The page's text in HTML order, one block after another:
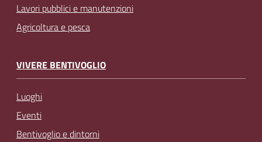
Lavori pubblici e manutenzioni
Agricoltura e pesca
VIVERE BENTIVOGLIO
Luoghi
Eventi
Bentivoglio e dintorni